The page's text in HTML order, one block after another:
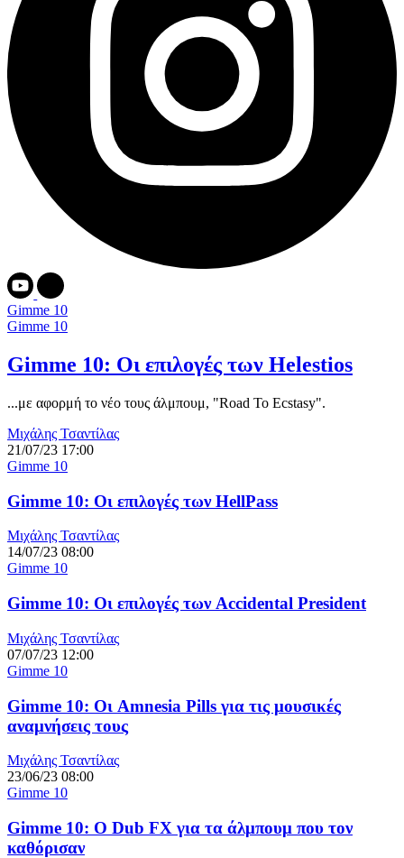
Gimme 10
Gimme 10
Gimme 10: Οι επιλογές των Helestios
...με αφορμή το νέο τους άλμπουμ, "Road To Ecstasy".
Μιχάλης Τσαντίλας
21/07/23 17:00
Gimme 10
Gimme 10: Οι επιλογές των HellPass
Μιχάλης Τσαντίλας
14/07/23 08:00
Gimme 10
Gimme 10: Οι επιλογές των Accidental President
Μιχάλης Τσαντίλας
07/07/23 12:00
Gimme 10
Gimme 10: Οι Amnesia Pills για τις μουσικές
αναμνήσεις τους
Μιχάλης Τσαντίλας
23/06/23 08:00
Gimme 10
Gimme 10: Ο Dub FX για τα άλμπουμ που τον
καθόρισαν